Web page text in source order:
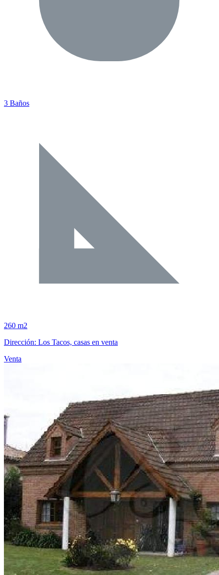
3 Baños
260 m2
Dirección: Los Tacos, casas en venta
Venta